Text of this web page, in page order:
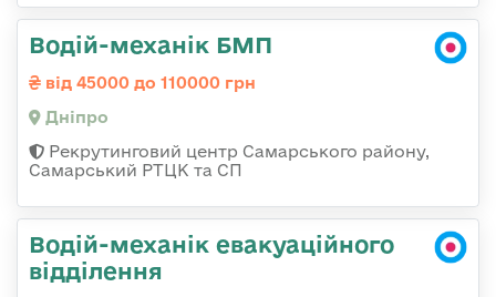
Водій-механік БМП
від 45000 до 110000 грн
Дніпро
Рекрутинговий центр Самарського району,
Самарський РТЦК та СП
Водій-механік евакуаційного
відділення